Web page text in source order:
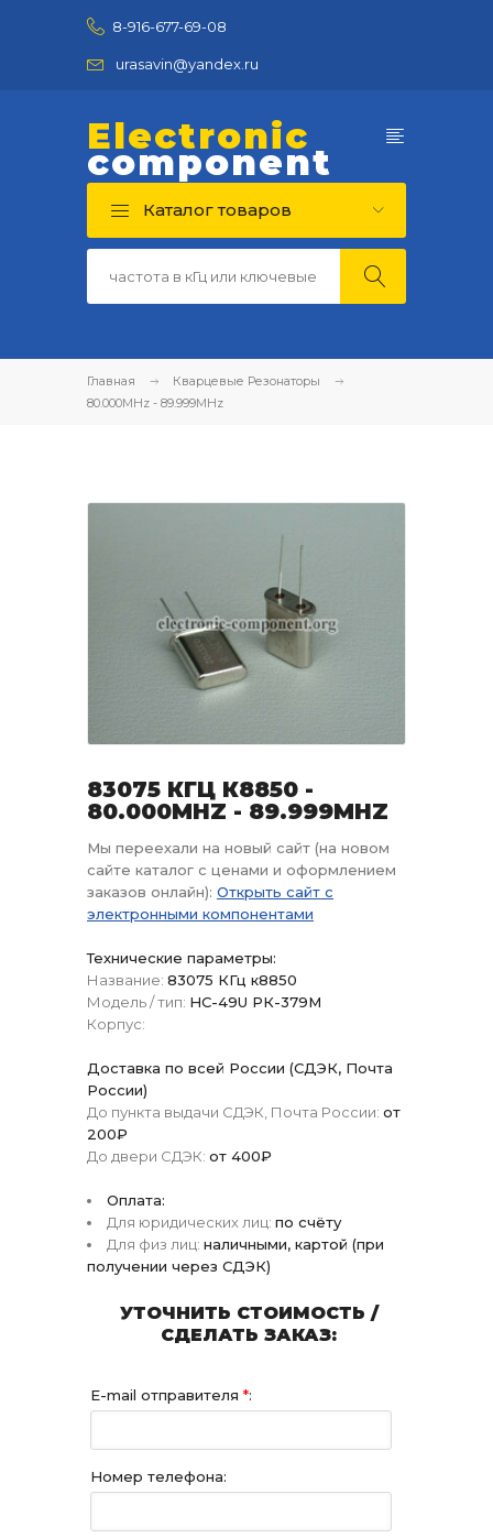
8-916-677-69-08
urasavin@yandex.ru
Electronic
component
Каталог товаров
Главная
Кварцевые Резонаторы
80.000MHz - 89.999MHz
83075 КГЦ К8850 -
80.000MHZ - 89.999MHZ
Мы переехали на новый сайт (на новом
сайте каталог с ценами и оформлением
заказов онлайн): Открыть сайт с
электронными компонентами
Технические параметры:
Название: 83075 КГц к8850
Модель / тип: HC-49U РК-379М
Корпус:
Доставка по всей России (СДЭК, Почта
России)
До пункта выдачи СДЭК, Почта России: от
200₽
До двери СДЭК: от 400₽
Оплата:
Для юридических лиц: по счёту
Для физ лиц: наличными, картой (при
получении через СДЭК)
УТОЧНИТЬ СТОИМОСТЬ /
СДЕЛАТЬ ЗАКАЗ:
E-mail отправителя *:
Номер телефона: